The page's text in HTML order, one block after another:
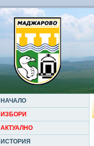
НАЧАЛО
ИЗБОРИ
АКТУАЛНО
ИСТОРИЯ